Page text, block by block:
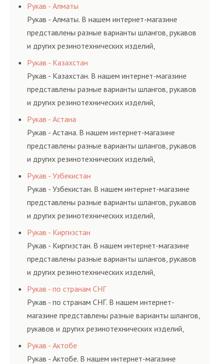
Рукав - Алматы
Рукав - Алматы. В нашем интернет-магазине
представлены разные варианты шлангов, рукавов
и других резинотехнических изделий,
соответствующих ГОСТам, техническим условиям
и нормативам.
Рукав - Казахстан
Рукав - Казахстан. В нашем интернет-магазине
представлены разные варианты шлангов, рукавов
и других резинотехнических изделий,
соответствующих ГОСТам, техническим условиям
и нормативам.
Рукав - Астана
Рукав - Астана. В нашем интернет-магазине
представлены разные варианты шлангов, рукавов
и других резинотехнических изделий,
соответствующих ГОСТам, техническим условиям
и нормативам.
Рукав - Узбекистан
Рукав - Узбекистан. В нашем интернет-магазине
представлены разные варианты шлангов, рукавов
и других резинотехнических изделий,
соответствующих ГОСТам, техническим условиям
и нормативам.
Рукав - Киргизстан
Рукав - Киргизстан. В нашем интернет-магазине
представлены разные варианты шлангов, рукавов
и других резинотехнических изделий,
соответствующих ГОСТам, техническим условиям
и нормативам.
Рукав - по странам СНГ
Рукав - по странам СНГ. В нашем интернет-
магазине представлены разные варианты шлангов,
рукавов и других резинотехнических изделий,
соответствующих ГОСТам, техническим условиям
и нормативам.
Рукав - Актобе
Рукав - Актобе. В нашем интернет-магазине